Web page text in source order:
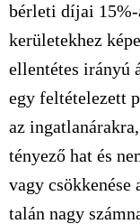
bérleti díjai 15%-
kerületekhez
ellentétes irányú
egy feltételezett
az
tényező hat és
vagy
talán nagy